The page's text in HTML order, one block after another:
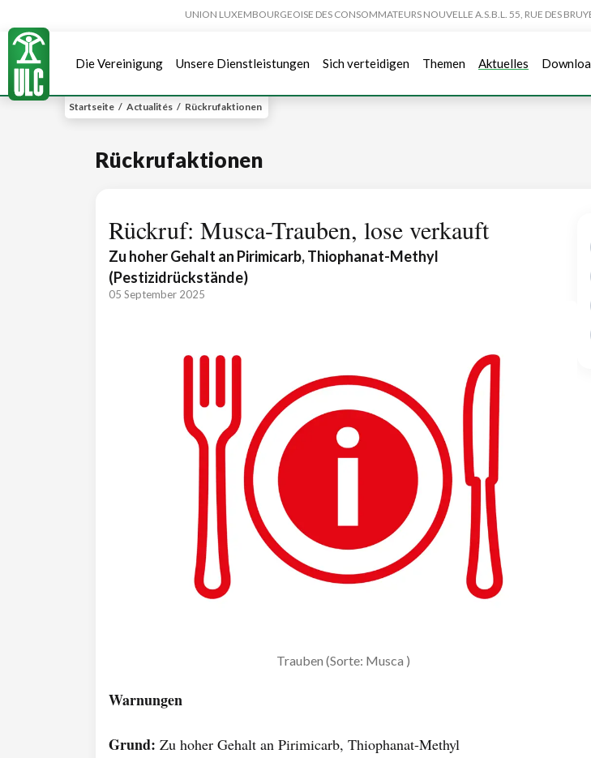
UNION LUXEMBOURGEOISE DES CONSOMMATEURS NOUVELLE A.S.B.L. 55, RUE DES
Die Vereinigung Unsere Dienstleistungen Sich verteidigen Themen Aktuelles
Startseite / Actualités / Rückrufaktionen
Rückrufaktionen
Rückruf: Musca-Trauben, lose verkauft
Zu hoher Gehalt an Pirimicarb, Thiophanat-Methyl
(Pestizidrückstände)
05 September 2025
Trauben (Sorte: Musca )
Warnungen
Grund: Zu hoher Gehalt an Pirimicarb, Thiophanat-Methyl